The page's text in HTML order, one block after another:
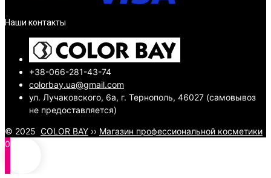
Наши контакты
+38-066-281-43-74
colorbay.ua@gmail.com
ул. Лучаковского, 6а, г. Тернополь, 46027 (самовывоз
не предоставляется)
© 2025 COLOR BAY ›› Магазин профессиональной косметики
0